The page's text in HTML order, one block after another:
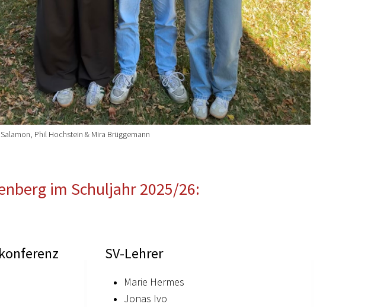
Phil Hochstein & Mira Brüggemann
im Schuljahr 2025/26:
SV-Lehrer
Marie Hermes
Jonas Ivo